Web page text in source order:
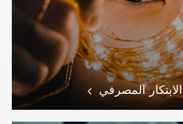
الابتكار المصرفي